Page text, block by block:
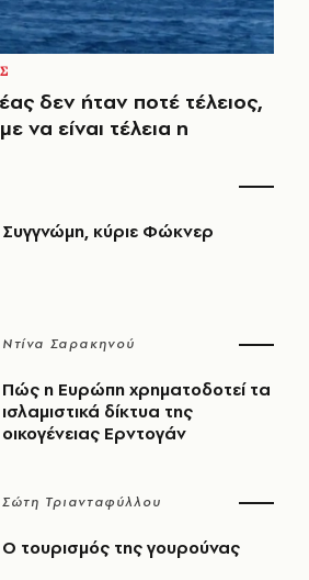
δεν ήταν ποτέ τέλειος,
να είναι τέλεια η
Συγγνώμη, κύριε Φώκνερ
Ντίνα Σαρακηνού
Πώς η Ευρώπη χρηματοδοτεί τα
ισλαμιστικά δίκτυα της
οικογένειας Ερντογάν
Σώτη Τριανταφύλλου
Ο τουρισμός της γουρούνας